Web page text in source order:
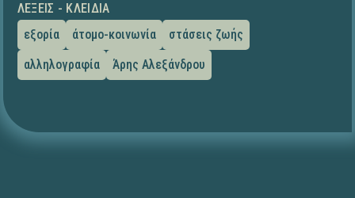
ΛΈΞΕΙΣ - ΚΛΕΙΔΙΆ
εξορία
άτομο-κοινωνία
στάσεις ζωής
αλληλογραφία
Άρης Αλεξάνδρου